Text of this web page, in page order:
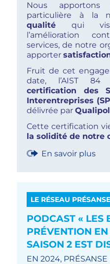
Nous
particulière à la
qualité qui
l’amélioration
services, de notre
apporter
Fruit de cet
date, l’AIST
certification des
Interentreprises
délivrée par
Cette certification
la solidité de notre
En savoir plus
LE RÉSEAU
PODCAST « LES
PRÉVENTION
SAISON 2 EST
EN 2024, PRÉSANSE